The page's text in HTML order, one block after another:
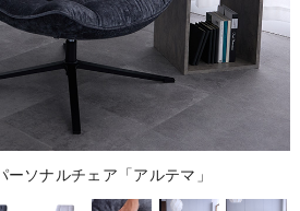
ソナルチェア「アルテマ」